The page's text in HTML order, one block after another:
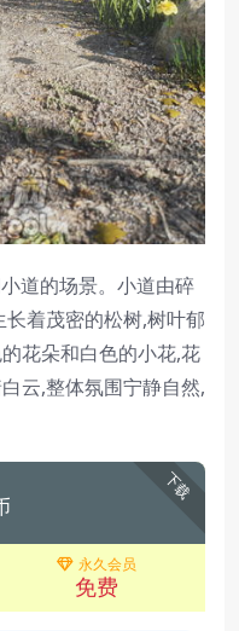
道的场景。小道由碎
着茂密的松树,树叶郁
花朵和白色的小花,花
云,整体氛围宁静自然,
下载
永久会员
免费